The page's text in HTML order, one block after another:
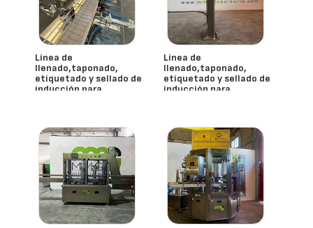
Línea de
llenado,taponado,
etiquetado y sellado de
inducción para
Línea de
llenado,taponado,
etiquetado y sellado de
inducción para